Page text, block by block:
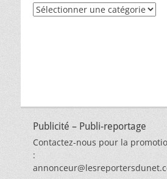
Recherche
Publicité – Publi-reportage
Contactez-nous pour la
: